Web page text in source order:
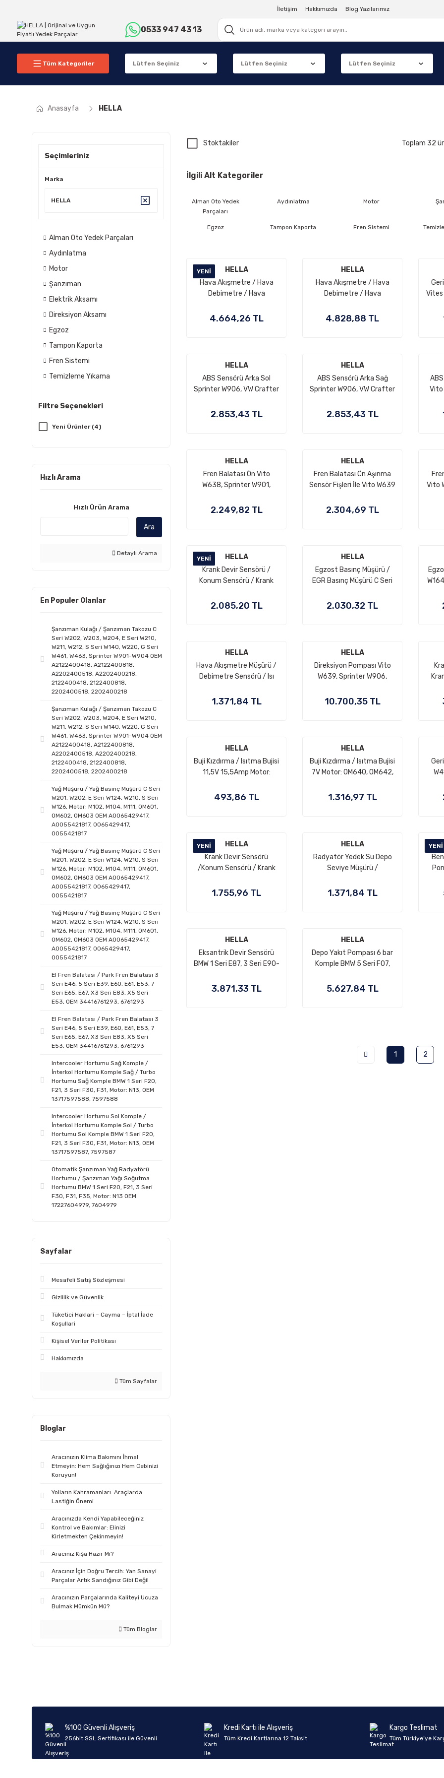
İletişim Hakkımızda Blog Yazılarımız
0533 947 43 13
Tüm Kategoriler
Anasayfa HELLA
Seçimleriniz
Marka
HELLA
Alman Oto Yedek Parçaları
Aydınlatma
Motor
Şanzıman
Elektrik Aksamı
Direksiyon Aksamı
Egzoz
Tampon Kaporta
Fren Sistemi
Temizleme Yıkama
Filtre Seçenekleri
Yeni Ürünler (4)
Hızlı Arama
Hızlı Ürün Arama
Ara
Detaylı Arama
En Populer Olanlar
Şanzıman Kulağı / Şanzıman Takozu C
Seri W202, W203, W204, E Seri W210,
W211, W212, S Seri W140, W220, G Seri
W461, W463, Sprinter W901-W904 OEM
A2122400418, A2122400818,
A2202400518, A2202400218,
2122400418, 2122400818,
2202400518, 2202400218
Şanzıman Kulağı / Şanzıman Takozu C
Seri W202, W203, W204, E Seri W210,
W211, W212, S Seri W140, W220, G Seri
W461, W463, Sprinter W901-W904 OEM
A2122400418, A2122400818,
A2202400518, A2202400218,
2122400418, 2122400818,
2202400518, 2202400218
Yağ Müşürü / Yağ Basınç Müşürü C Seri
W201, W202, E Seri W124, W210, S Seri
W126, Motor: M102, M104, M111, OM601,
OM602, OM603 OEM A0065429417,
A0055421817, 0065429417,
0055421817
Yağ Müşürü / Yağ Basınç Müşürü C Seri
W201, W202, E Seri W124, W210, S Seri
W126, Motor: M102, M104, M111, OM601,
OM602, OM603 OEM A0065429417,
A0055421817, 0065429417,
0055421817
Yağ Müşürü / Yağ Basınç Müşürü C Seri
W201, W202, E Seri W124, W210, S Seri
W126, Motor: M102, M104, M111, OM601,
OM602, OM603 OEM A0065429417,
A0055421817, 0065429417,
0055421817
El Fren Balatası / Park Fren Balatası 3
Seri E46, 5 Seri E39, E60, E61, E53, 7
Seri E65, E67, X3 Seri E83, X5 Seri
E53, OEM 34416761293, 6761293
El Fren Balatası / Park Fren Balatası 3
Seri E46, 5 Seri E39, E60, E61, E53, 7
Seri E65, E67, X3 Seri E83, X5 Seri
E53, OEM 34416761293, 6761293
Intercooler Hortumu Sağ Komple /
İnterkol Hortumu Komple Sağ / Turbo
Hortumu Sağ Komple BMW 1 Seri F20,
F21, 3 Seri F30, F31, Motor: N13, OEM
13717597588, 7597588
Intercooler Hortumu Sol Komple /
İnterkol Hortumu Komple Sol / Turbo
Hortumu Sol Komple BMW 1 Seri F20,
F21, 3 Seri F30, F31, Motor: N13, OEM
13717597587, 7597587
Otomatik Şanzıman Yağ Radyatörü
Hortumu / Şanzıman Yağı Soğutma
Hortumu BMW 1 Seri F20, F21, 3 Seri
F30, F31, F35, Motor: N13 OEM
17227604979, 7604979
Sayfalar
Mesafeli Satış Sözleşmesi
Gizlilik ve Güvenlik
Tüketici Haklari – Cayma – İptal İade
Koşullari
Kişisel Veriler Politikası
Hakkımızda
Tüm Sayfalar
Bloglar
Aracınızın Klima Bakımını İhmal
Etmeyin: Hem Sağlığınızı Hem Cebinizi
Koruyun!
Yolların Kahramanları: Araçlarda
Lastiğin Önemi
Aracınızda Kendi Yapabileceğiniz
Kontrol ve Bakımlar: Elinizi
Kirletmekten Çekinmeyin!
Aracınız Kışa Hazır Mı?
Aracınız İçin Doğru Tercih: Yan Sanayi
Parçalar Artık Sandığınız Gibi Değil
Aracınızın Parçalarında Kaliteyi Ucuza
Bulmak Mümkün Mü?
Tüm Bloglar
Stoktakiler Toplam 32
İlgili Alt Kategoriler
Alman Oto Yedek
Parçaları
Aydınlatma Motor
Egzoz Tampon Kaporta Fren Sistemi
YENI
HELLA
Hava Akışmetre / Hava
Debimetre / Hava
CLK W209, E Seri W211,
4.664,26 TL
HELLA
Hava Akışmetre / Hava
Debimetre / Hava
Seri W202, E Seri W124,
4.828,88 TL
Vites
HELLA
ABS Sensörü Arka Sol
Sprinter W906, VW Crafter
9069050801,
2.853,43 TL
HELLA
ABS Sensörü Arka Sağ
Sprinter W906, VW Crafter
9069050901,
2.853,43 TL
Vito
HELLA
Fren Balatası Ön Vito
W638, Sprinter W901,
LT35 Ön, Sprinter W905
2.249,82 TL
HELLA
Fren Balatası Ön Aşınma
Sensör Fişleri İle Vito W639
A0064204320,
2.304,69 TL
Vito
YENI
HELLA
Krank Devir Sensörü /
Konum Sensörü / Krank
OM611, OM612, OM613,
A0031532828
2.085,20 TL
HELLA
Egzost Basınç Müşürü /
EGR Basınç Müşürü C Seri
Vito W639, Sprinter W906,
2.030,32 TL
HELLA
Hava Akışmetre Müşürü /
Debimetre Sensörü / Isı
W203, W204, S Seri W221,
OM646, OM651, OM654
OEM A6511530028,
A0005422818,
1.371,84 TL
HELLA
Direksiyon Pompası Vito
W639, Sprinter W906,
A0034667201,
10.700,35 TL
HELLA
Buji Kızdırma / Isıtma Bujisi
11,5V 15,5Amp Motor:
OEM A0011593601,
493,86 TL
HELLA
Buji Kızdırma / Isıtma Bujisi
7V Motor: OM640, OM642,
GN1001
1.316,97 TL
YENI
HELLA
Krank Devir Sensörü
/Konum Sensörü / Krank
W204, E Seri W211, W212, S
A2769050700,
A2761530128
1.755,96 TL
HELLA
Radyatör Yedek Su Depo
Seviye Müşürü /
Seri W211, S Seri W220,
1.371,84 TL
YENI
HELLA
Eksantrik Devir Sensörü
BMW 1 Seri E87, 3 Seri E90-
E66, X3 Seri E83, X5 Seri
3.871,33 TL
HELLA
Depo Yakıt Pompası 6 bar
Komple BMW 5 Seri F07,
N52N, N20 OEM
5.627,84 TL
1 2
%100 Güvenli Alışveriş
256bit SSL Sertifikası ile Güvenli
Kredi Kartı ile Alışveriş
Tüm Kredi Kartlarına 12 Taksit
Kargo Teslimat
Tüm Türkiye’ye